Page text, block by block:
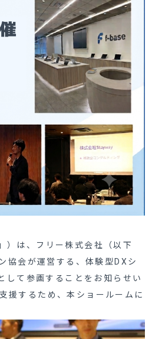
は、フリー株式会社（以下
協会が運営する、体験型DXシ
して参画することをお知らせい
援するため、本ショールームに